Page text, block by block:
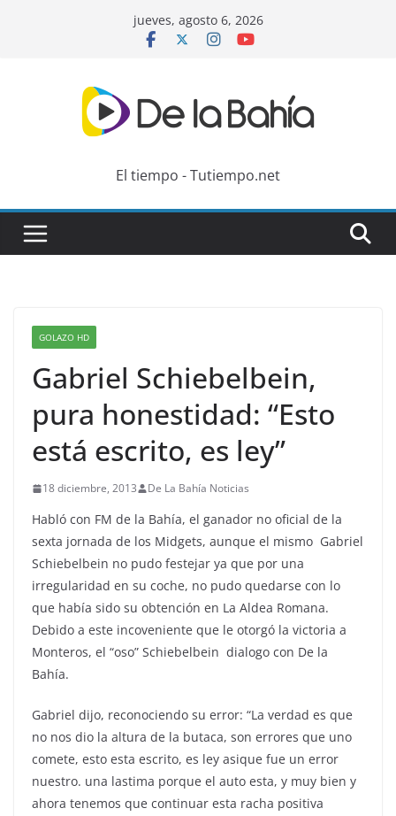
jueves, agosto 6, 2026
El tiempo - Tutiempo.net
GOLAZO HD
Gabriel Schiebelbein,
pura honestidad: “Esto
está escrito, es ley”
18 diciembre, 2013 De La Bahía Noticias
Habló con FM de la Bahía, el ganador no oficial de la
sexta jornada de los Midgets, aunque el mismo Gabriel
Schiebelbein no pudo festejar ya que por una
irregularidad en su coche, no pudo quedarse con lo
que había sido su obtención en La Aldea Romana.
Debido a este incoveniente que le otorgó la victoria a
Monteros, el “oso” Schiebelbein dialogo con De la
Bahía.
Gabriel dijo, reconociendo su error: “La verdad es que
no nos dio la altura de la butaca, son errores que uno
comete, esto esta escrito, es ley asique fue un error
nuestro. una lastima porque el auto esta, y muy bien y
ahora tenemos que continuar esta racha positiva